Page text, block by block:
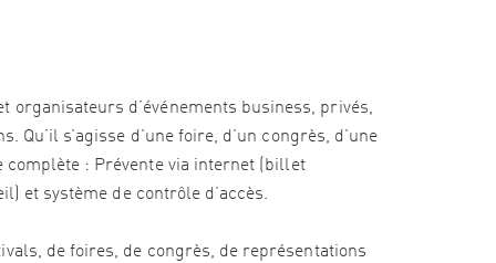
organisateurs d’événements business, privés,
s’agisse d’une foire, d’un congrès, d’une
complète : Prévente via internet (billet
et système de contrôle d’accès.
de foires, de congrès, de représentations